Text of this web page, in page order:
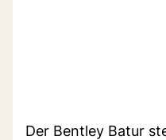
Der Bentley Batur